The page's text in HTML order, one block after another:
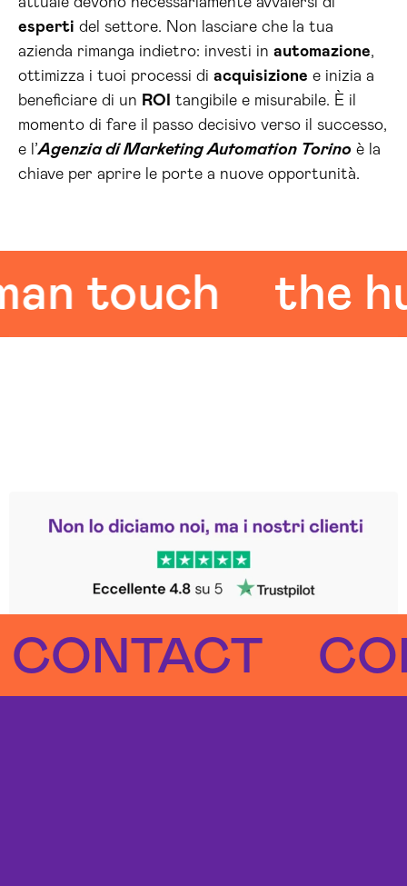
esperti del settore. Non lasciare che la tua
azienda rimanga indietro: investi in automazione,
ottimizza i tuoi processi di acquisizione e inizia a
beneficiare di un ROI
tangibile e misurabile. È il
momento di fare il passo decisivo verso il successo,
e l’Agenzia di Marketing Automation Torino è la
chiave per aprire le porte a nuove opportunità.
the
Trustpilot